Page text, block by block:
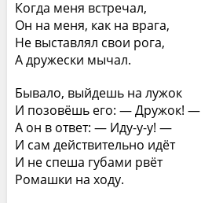
Когда меня встречал,
Он на меня, как на врага,
Не выставлял свои рога,
А дружески мычал.
Бывало, выйдешь на лужок
И позовёшь его: — Дружок! —
А он в ответ: — Иду-у-у! —
И сам действительно идёт
И не спеша губами рвёт
Ромашки на ходу.